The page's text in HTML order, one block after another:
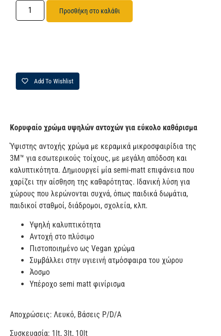
Προσθήκη στο καλάθι
Add To Wishlist
Κορυφαίο χρώμα υψηλών αντοχών για εύκολο καθάρισμα
Ύψιστης αντοχής χρώμα με κεραμικά μικροσφαιρίδια της
3Μ™ για εσωτερικούς τοίχους, με μεγάλη απόδοση και
καλυπτικότητα. Δημιουργεί μία semi-matt επιφάνεια που
χαρίζει την αίσθηση της καθαρότητας. Ιδανική λύση για
χώρους που λερώνονται συχνά, όπως παιδικά δωμάτια,
παιδικοί σταθμοί, διάδρομοι, σχολεία, κλπ.
Υψηλή καλυπτικότητα
Αντοχή στο πλύσιμο
Πιστοποιημένο ως Vegan χρώμα
Συμβάλλει στην υγιεινή ατμόσφαιρα του χώρου
Άοσμο
Υπέροχο semi matt φινίρισμα
Αποχρώσεις: Λευκό, Βάσεις P/D/A
Συσκευασία: 1lt, 3lt, 10lt